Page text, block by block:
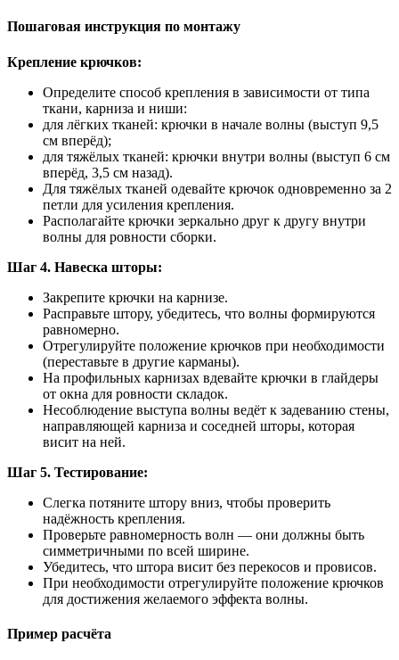
Пошаговая инструкция по монтажу
Крепление крючков:
Определите способ крепления в зависимости от типа
ткани, карниза и ниши:
для лёгких тканей: крючки в начале волны (выступ 9,5
см вперёд);
для тяжёлых тканей: крючки внутри волны (выступ 6 см
вперёд, 3,5 см назад).
Для тяжёлых тканей одевайте крючок одновременно за 2
петли для усиления крепления.
Располагайте крючки зеркально друг к другу внутри
волны для ровности сборки.
Шаг 4. Навеска шторы:
Закрепите крючки на карнизе.
Расправьте штору, убедитесь, что волны формируются
равномерно.
Отрегулируйте положение крючков при необходимости
(переставьте в другие карманы).
На профильных карнизах вдевайте крючки в глайдеры
от окна для ровности складок.
Несоблюдение выступа волны ведёт к задеванию стены,
направляющей карниза и соседней шторы, которая
висит на ней.
Шаг 5. Тестирование:
Слегка потяните штору вниз, чтобы проверить
надёжность крепления.
Проверьте равномерность волн — они должны быть
симметричными по всей ширине.
Убедитесь, что штора висит без перекосов и провисов.
При необходимости отрегулируйте положение крючков
для достижения желаемого эффекта волны.
Пример расчёта